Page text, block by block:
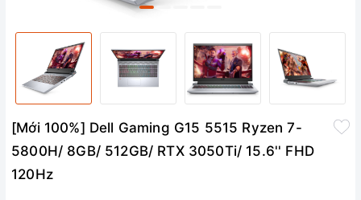
[Mới 100%] Dell Gaming G15 5515 Ryzen 7-
5800H/ 8GB/ 512GB/ RTX 3050Ti/ 15.6'' FHD
120Hz